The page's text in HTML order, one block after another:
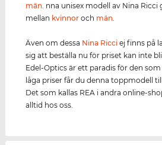
män . nna unisex modell av Nina
mellan kvinnor och män
Även om dessa Nina Ricci ej finns på
sig att beställa nu för priset kan inte
Edel-Optics är ett paradis för den
låga priser får du denna toppmodell
Det som kallas REA i andra online-
alltid hos oss.